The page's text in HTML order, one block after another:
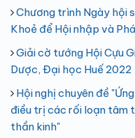
Chương trình Ngày hội
Khoẻ để Hội nhập và
Giải cờ tướng Hội Cựu
Dược, Đại học Huế 2022
Hội nghị chuyên đề
điều trị các rối loạn tâm
thần kinh"